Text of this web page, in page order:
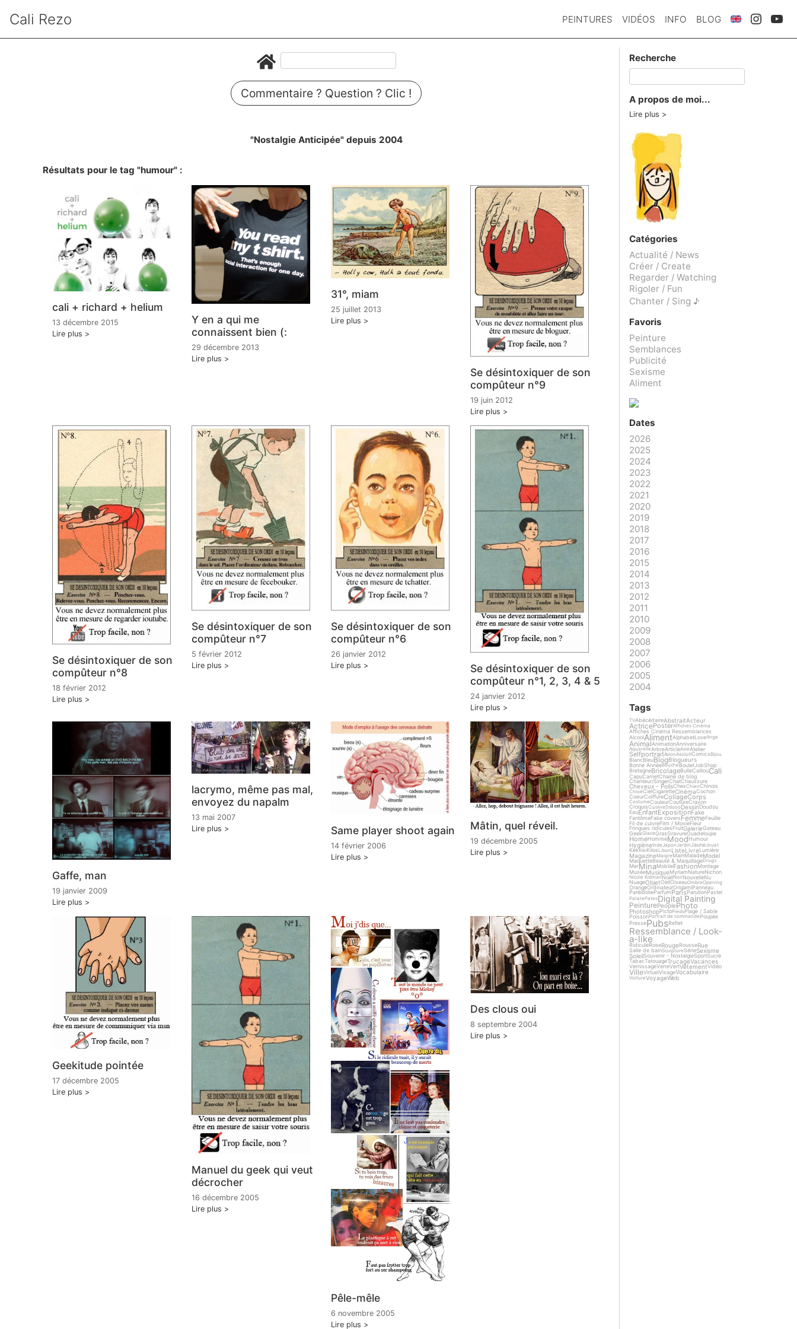
Cali Rezo PEINTURES VIDÉOS INFO BLOG
Commentaire ? Question ? Clic !
"Nostalgie Anticipée" depuis 2004
Résultats pour le tag "humour" :
cali + richard + helium
13 décembre 2015
Lire plus
Y en a qui me
connaissent bien (:
29 décembre 2013
Lire plus
31°, miam
25 juillet 2013
Lire plus
Se désintoxiquer de son
compûteur n°9
19 juin 2012
Lire plus
Se désintoxiquer de son
compûteur n°8
18 février 2012
Lire plus
Se désintoxiquer de son
compûteur n°7
5 février 2012
Lire plus
Se désintoxiquer de son
compûteur n°6
26 janvier 2012
Lire plus
Se désintoxiquer de son
compûteur n°1, 2, 3, 4 & 5
24 janvier 2012
Lire plus
Gaffe, man
19 janvier 2009
Lire plus
lacrymo, même pas mal,
envoyez du napalm
13 mai 2007
Lire plus
Same player shoot again
14 février 2006
Lire plus
Mâtin, quel réveil.
19 décembre 2005
Lire plus
Geekitude pointée
17 décembre 2005
Lire plus
Manuel du geek qui veut
décrocher
16 décembre 2005
Lire plus
Pêle-mêle
6 novembre 2005
Lire plus
Des clous oui
8 septembre 2004
Lire plus
Recherche
A propos de moi...
Lire plus
Catégories
Actualité / News
Créer / Create
Regarder / Watching
Rigoler / Fun
Chanter / Sing ♪
Favoris
Peinture
Semblances
Publicité
Sexisme
Aliment
Dates
2026
2025
2024
2023
2022
2021
2020
2019
2018
2017
2016
2015
2014
2013
2012
2011
2010
2009
2008
2007
2006
2005
2004
Tags
TVAbécédaireAbstraitActeur
ActricePosterAffiches Cinéma
Affiches Cinéma Ressemblances
AlcoolAlimentAlphabetLoveAnge
AnimalAnimationAnniversaire
AquarelleArbreArticleAsieAtelier
SelfportraitAvionAxolotlComicsBijou
BlancBleuBlogBlogueurs
Bonne AnnéeBoucheBouletJobShop
BretagneBricolageBulleCaillouCali
CapuCarnetChaine de blog
Chanteur/SingerChatChaussure
Cheveux - PoilsChexChienChinois
ChloéCielCigaretteCinémaCochon
CoeurCoiffureCollageCorps
CostumeCouleurCoutureCrayon
CroquisCuisineDdoooDessinDoudou
EauEnfantExpositionFake
FantômeFake coversFemmeFeuille
Fil de cuivreFilm / MovieFleur
Fringues ridiculesFruitGalerieGateau
GeekGlaceGrasGravureGuadeloupe
HomeHommeMoodHumour
HygièneInde Japon JardinJaune Jouet
KekKikiKilosLibon ListeLivreLumière
MagazineMaigre MainMaladeModel
MaquetteBeauté & MaquillageDrugs
MerMinaMobileFashionMontage
MuséeMusiqueMyriamNatureNichon
Nicole KidmanNoëlNoirNouvelleNu
NuageObjetOeilOiseauOmbreOpening
OrangeOrdinateurOrigamiPanneau
ParéidolieParfumParisParutionPastel
PatatePatesDigital Painting
PeinturePeoplePhoto
PhotoshopPictoPiedsPlage / Sable
PoissonPortrait de commande Poupée
PressePubsReflet
Ressemblance / Look-
a-like
RidiculeRoseRougeRousseRue
Salle de bainSculptureSérieSexisme
SoleilSouvenir - NostalgieSportSucre
TabacTatouageTrucageVacances
VernissageVerreVertVêtementVidéo
VilleVirtuelVisageVocabulaire
VoitureVoyageWeb